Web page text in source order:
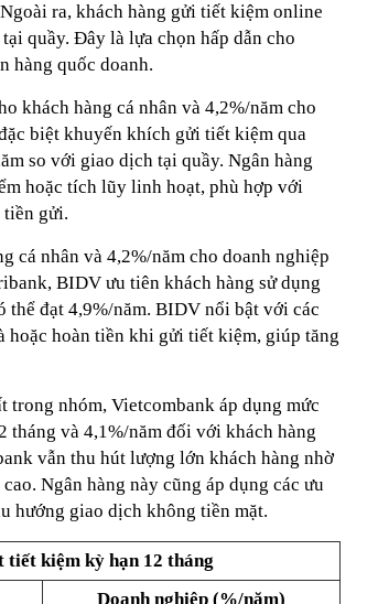
ra, khách hàng gửi tiết kiệm online
quầy. Đây là lựa chọn hấp dẫn cho
hàng quốc doanh.
khách hàng cá nhân và 4,2%/năm cho
biệt khuyến khích gửi tiết kiệm qua
so với giao dịch tại quầy. Ngân hàng
hoặc tích lũy linh hoạt, phù hợp với
tiền gửi.
cá nhân và 4,2%/năm cho doanh nghiệp
BIDV ưu tiên khách hàng sử dụng
đạt 4,9%/năm. BIDV nổi bật với các
hoàn tiền khi gửi tiết kiệm, giúp tăng
trong nhóm, Vietcombank áp dụng mức
tháng và 4,1%/năm đối với khách hàng
vẫn thu hút lượng lớn khách hàng nhờ
Ngân hàng này cũng áp dụng các ưu
hướng giao dịch không tiền mặt.
tiết kiệm kỳ hạn 12 tháng
Doanh nghiệp (%/năm)